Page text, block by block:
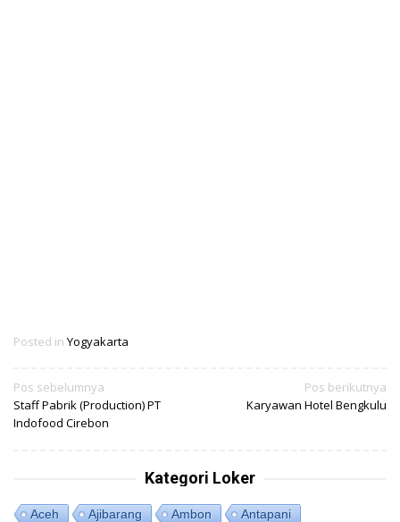
Posted in Yogyakarta
Navigasi
pos
Pos sebelumnya
Staff Pabrik (Production) PT
Indofood Cirebon
Pos berikutnya
Karyawan Hotel Bengkulu
Kategori Loker
Aceh Ajibarang Ambon
Antapani